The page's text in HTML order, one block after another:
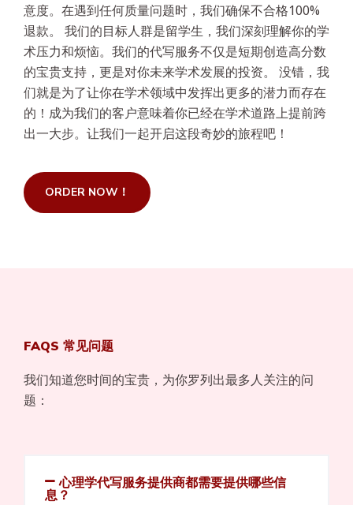
意度。在遇到任何质量问题时，我们确保不合格100%
退款。 我们的目标人群是留学生，我们深刻理解你的学
术压力和烦恼。我们的代写服务不仅是短期创造高分数
的宝贵支持，更是对你未来学术发展的投资。 没错，我
们就是为了让你在学术领域中发挥出更多的潜力而存在
的！成为我们的客户意味着你已经在学术道路上提前跨
出一大步。让我们一起开启这段奇妙的旅程吧！
ORDER NOW！
FAQS 常见问题
我们知道您时间的宝贵，为你罗列出最多人关注的问
题：
心理学代写服务提供商都需要提供哪些信
息？